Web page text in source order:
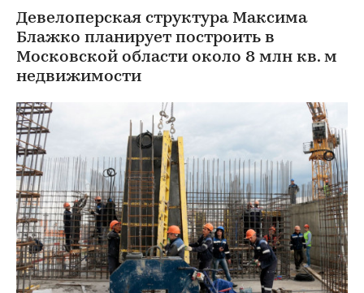
Девелоперская структура Максима
Блажко планирует построить в
Московской области около 8 млн кв. м
недвижимости